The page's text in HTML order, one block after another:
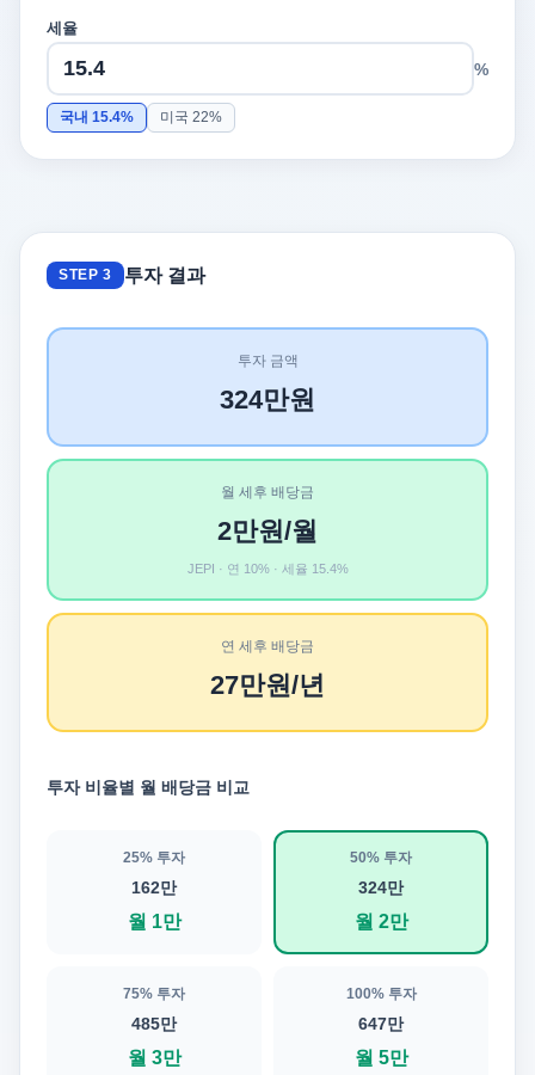
세율
%
국내 15.4% 미국 22%
STEP 3 투자 결과
투자 금액
324만원
월 세후 배당금
2만원/월
JEPI · 연 10% · 세율 15.4%
연 세후 배당금
27만원/년
투자 비율별 월 배당금 비교
25% 투자
162만
월 1만
50% 투자
324만
월 2만
75% 투자
485만
월 3만
100% 투자
647만
월 5만